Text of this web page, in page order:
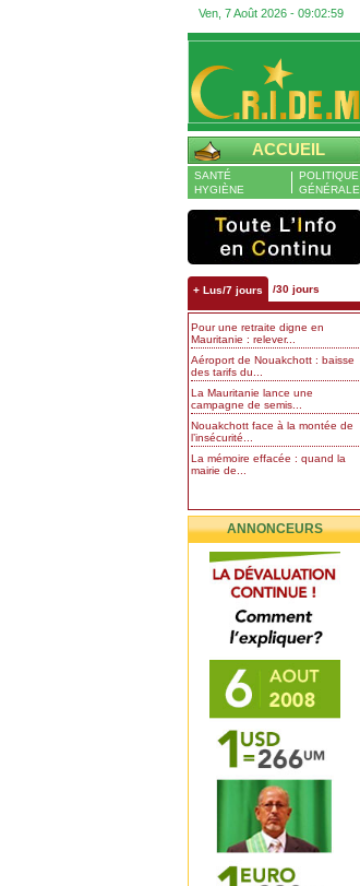
Ven, 7 Août 2026 - 09:03:00
ACCUEIL
SANTÉ
HYGIÈNE
POLITIQUE
GÉNÉRALE
+ Lus/7 jours /30 jours
Pour une retraite digne en
Mauritanie : relever...
Aéroport de Nouakchott : baisse
des tarifs du...
La Mauritanie lance une
campagne de semis...
Nouakchott face à la montée de
l’insécurité...
La mémoire effacée : quand la
mairie de...
ANNONCEURS